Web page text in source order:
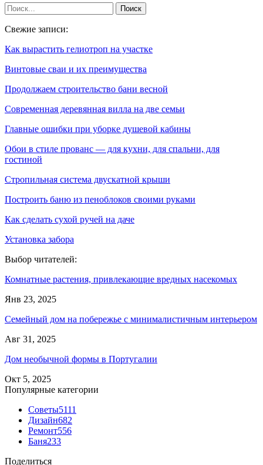
Свежие записи:
Как вырастить гелиотроп на участке
Винтовые сваи и их преимущества
Продолжаем строительство бани весной
Современная деревянная вилла на две семьи
Главные ошибки при уборке душевой кабины
Обои в стиле прованс — для кухни, для спальни, для
гостиной
Стропильная система двускатной крыши
Построить баню из пеноблоков своими руками
Как сделать сухой ручей на даче
Установка забора
Выбор читателей:
Комнатные растения, привлекающие вредных насекомых
Янв 23, 2025
Семейный дом на побережье с минималистичным интерьером
Авг 31, 2025
Дом необычной формы в Португалии
Окт 5, 2025
Популярные категории
Советы5111
Дизайн682
Ремонт556
Баня233
Поделиться